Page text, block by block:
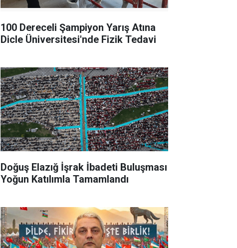
100 Dereceli Şampiyon Yarış Atına
Dicle Üniversitesi'nde Fizik Tedavi
Doğuş Elazığ İşrak İbadeti Buluşması
Yoğun Katılımla Tamamlandı